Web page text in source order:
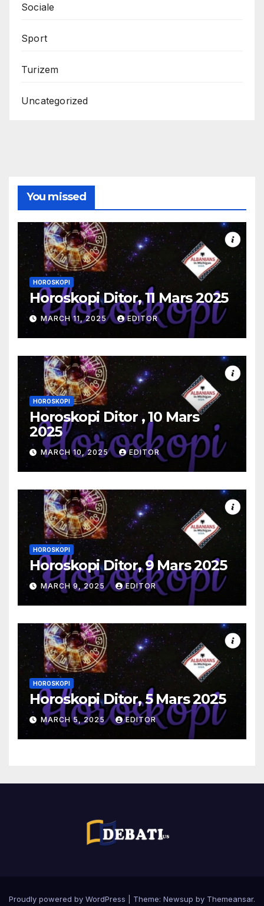
Sociale
Sport
Turizem
Uncategorized
You missed
HOROSKOPI
Horoskopi Ditor, 11 Mars 2025
MARCH 11, 2025 EDITOR
HOROSKOPI
Horoskopi Ditor , 10 Mars
2025
MARCH 10, 2025 EDITOR
HOROSKOPI
Horoskopi Ditor, 9 Mars 2025
MARCH 9, 2025 EDITOR
HOROSKOPI
Horoskopi Ditor, 5 Mars 2025
MARCH 5, 2025 EDITOR
Proudly powered by WordPress Theme: Newsup by Themeansar.